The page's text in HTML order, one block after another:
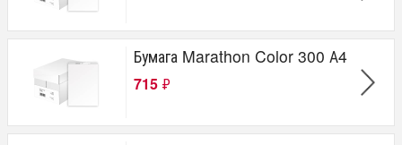
Бумага Marathon Color 300 А4
715 ₽